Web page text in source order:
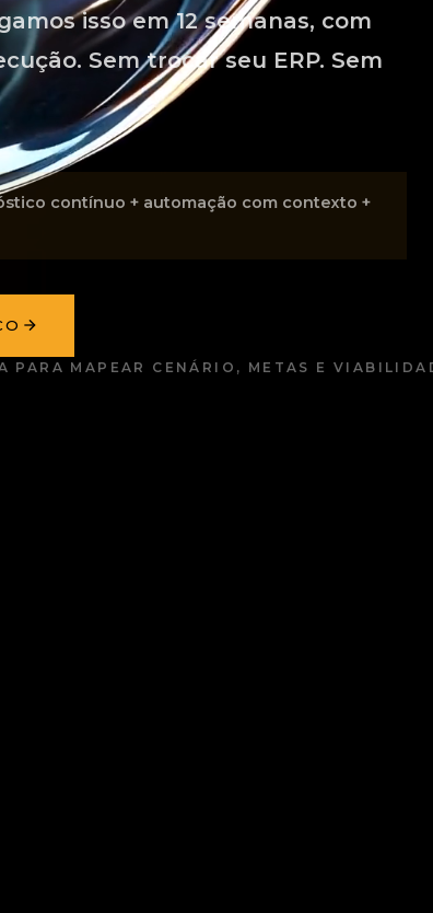
isso em 12 semanas, com
Sem trocar seu ERP. Sem
contínuo + automação com contexto +
PARA MAPEAR CENÁRIO, METAS E